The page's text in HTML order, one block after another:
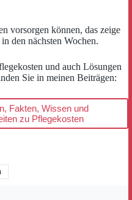
vorsorgen können, das zeige
den nächsten Wochen.
und auch Lösungen
Sie in meinen Beiträgen:
Fakten, Wissen und
zu Pflegekosten